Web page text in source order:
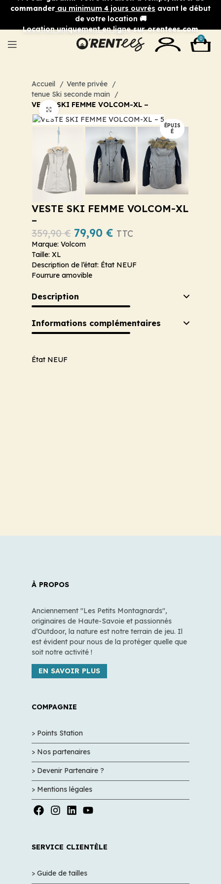
commander au minimum 4 jours ouvrés avant le début
de votre location 🚚
Location uniquement en lignesur orentees.com
0
Accueil
Vente privée
tenue Ski seconde main
VESTE SKI FEMME VOLCOM-XL –
ÉPUIS
É
Cliquez pour agrandir
VESTE SKI FEMME VOLCOM-XL
–
359,90€ 79,90 € TTC
Marque: Volcom
Taille: XL
Description de l’état: État NEUF
Fourrure amovible
Description
Informations complémentaires
État NEUF
À PROPOS
Anciennement "Les Petits Montagnards",
originaires de Haute-Savoie et passionnés
d’Outdoor, la nature est notre terrain de jeu. Il
est évident pour nous de la protéger quelle que
soit notre activité !
EN SAVOIR PLUS
COMPAGNIE
> Points Station
> Nos partenaires
> Devenir Partenaire ?
> Mentions légales
SERVICE CLIENTÈLE
> Guide de tailles